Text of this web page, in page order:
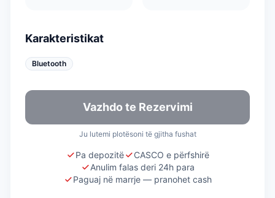
Karakteristikat
Bluetooth
Vazhdo te Rezervimi
Ju lutemi plotësoni të gjitha fushat
Pa depozitë
CASCO e përfshirë
Anulim falas deri 24h para
Paguaj në marrje — pranohet cash